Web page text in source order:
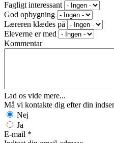
Fagligt interessant
God opbygning
Læreren klædes på
Eleverne er med
Kommentar
Lad os vide mere...
Må vi kontakte dig efter din
Nej
Ja
E-mail *